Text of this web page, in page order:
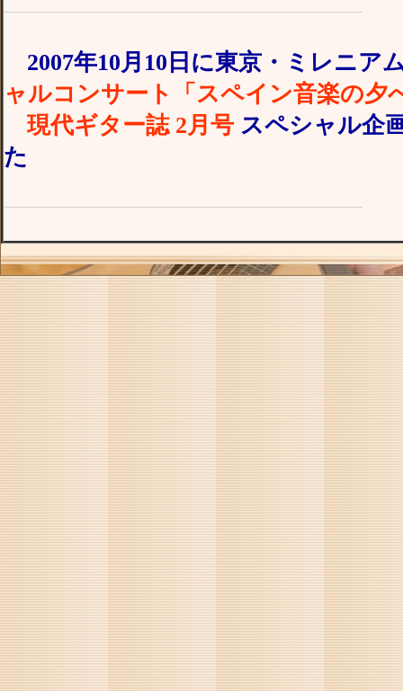
2007年10月10日に東京・ミレニア
ャルコンサート「スペイン音楽の夕
現代ギター誌 2月号 スペシャル企
た